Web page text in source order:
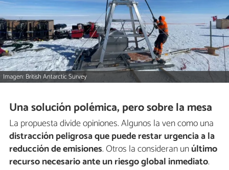
Imagen: British Antarctic Survey
Una solución polémica, pero sobre la mesa
La propuesta divide opiniones. Algunos la ven como una
distracción peligrosa que puede restar urgencia a la
reducción de emisiones. Otros la consideran unúltimo
recurso necesario ante un riesgo global inmediato.